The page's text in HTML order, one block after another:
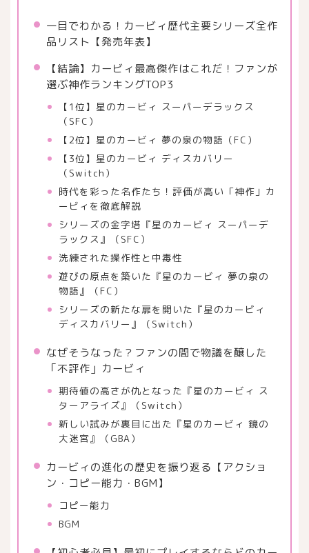
一目でわかる！カービィ歴代主要シリーズ全作
品リスト【発売年表】
【結論】カービィ最高傑作はこれだ！ファンが
選ぶ神作ランキングTOP3
【1位】星のカービィ スーパーデラックス
（SFC）
【2位】星のカービィ 夢の泉の物語（FC）
【3位】星のカービィ ディスカバリー
（Switch）
時代を彩った名作たち！評価が高い「神作」カ
ービィを徹底解説
シリーズの金字塔『星のカービィ スーパーデ
ラックス』（SFC）
洗練された操作性と中毒性
遊びの原点を築いた『星のカービィ 夢の泉の
物語』（FC）
シリーズの新たな扉を開いた『星のカービィ
ディスカバリー』（Switch）
なぜそうなった？ファンの間で物議を醸した
「不評作」カービィ
期待値の高さが仇となった『星のカービィ ス
ターアライズ』（Switch）
新しい試みが裏目に出た『星のカービィ 鏡の
大迷宮』（GBA）
カービィの進化の歴史を振り返る【アクショ
ン・コピー能力・BGM】
コピー能力
BGM